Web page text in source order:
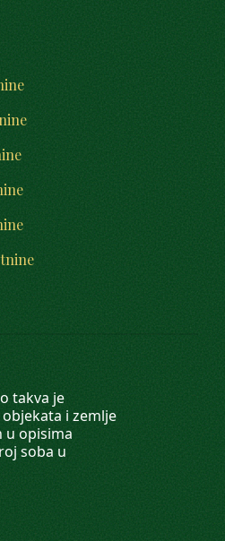
takva je
i zemlje
u opisima
soba u